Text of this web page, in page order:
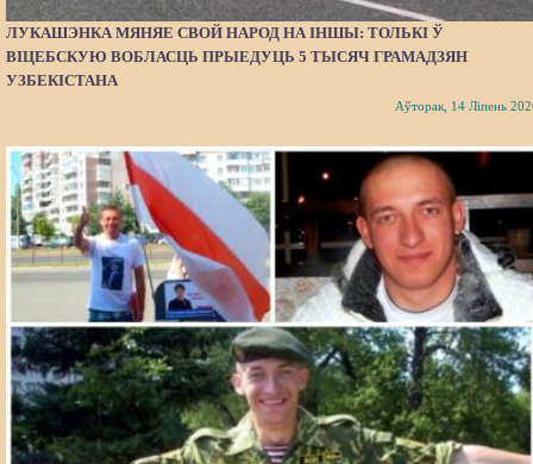
ЛУКАШЭНКА МЯНЯЕ СВОЙ НАРОД НА ІНШЫ: ТОЛЬКІ Ў
ВІЦЕБСКУЮ ВОБЛАСЦЬ ПРЫЕДУЦЬ 5 ТЫСЯЧ ГРАМАДЗЯН
УЗБЕКІСТАНА
Аўторак, 14 Ліпень